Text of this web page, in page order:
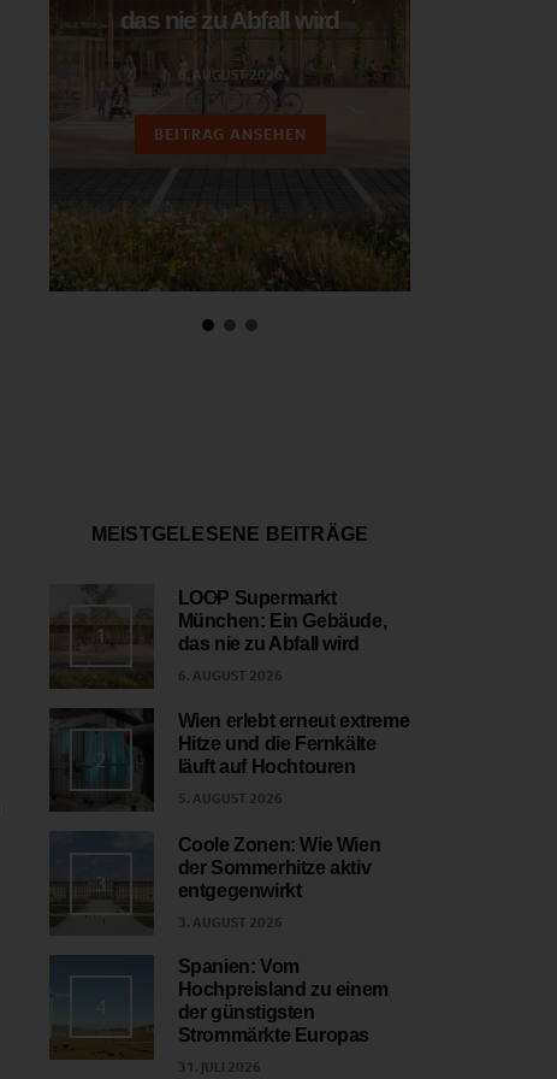
das nie zu Abfall wird
6. AUGUST 2026
BEITRAG ANSEHEN
MEISTGELESENE BEITRÄGE
1
LOOP Supermarkt
München: Ein Gebäude,
das nie zu Abfall wird
6. AUGUST 2026
2
Wien erlebt erneut extreme
Hitze und die Fernkälte
läuft auf Hochtouren
5. AUGUST 2026
3
Coole Zonen: Wie Wien
der Sommerhitze aktiv
entgegenwirkt
3. AUGUST 2026
4
Spanien: Vom
Hochpreisland zu einem
der günstigsten
Strommärkte Europas
31. JULI 2026